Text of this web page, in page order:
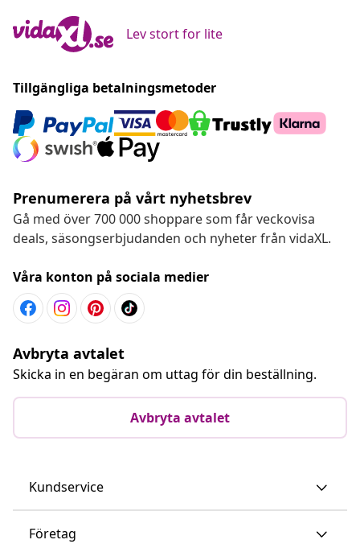
Lev stort for lite
Tillgängliga betalningsmetoder
Prenumerera på vårt nyhetsbrev
Gå med över 700 000 shoppare som får veckovisa
deals, säsongserbjudanden och nyheter från vidaXL.
Våra konton på sociala medier
Avbryta avtalet
Skicka in en begäran om uttag för din beställning.
Avbryta avtalet
Kundservice
Företag